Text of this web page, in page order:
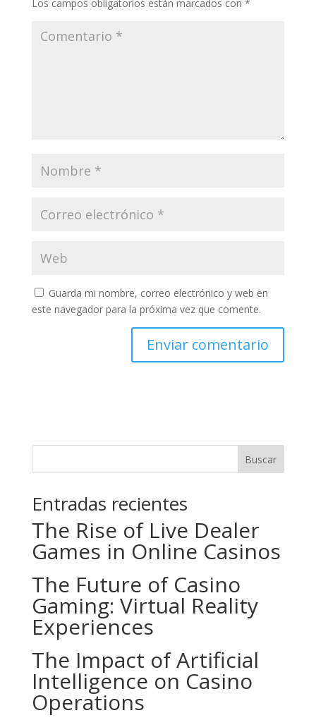
Los campos obligatorios están marcados con *
Guarda mi nombre, correo electrónico y web en
este navegador para la próxima vez que comente.
Buscar
Entradas recientes
The Rise of Live Dealer
Games in Online Casinos
The Future of Casino
Gaming: Virtual Reality
Experiences
The Impact of Artificial
Intelligence on Casino
Operations